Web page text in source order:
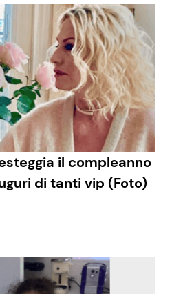
il compleanno
di tanti vip (Foto)